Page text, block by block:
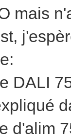
mais
DALI
d'alim